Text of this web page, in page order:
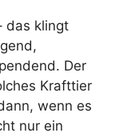
das klingt
Der
Krafttier
wenn es
nur ein